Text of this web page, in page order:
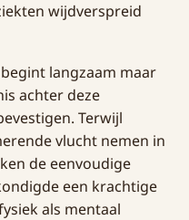
wijdverspreid
langzaam maar
achter deze
Terwijl
vlucht nemen in
de eenvoudige
een krachtige
als mentaal